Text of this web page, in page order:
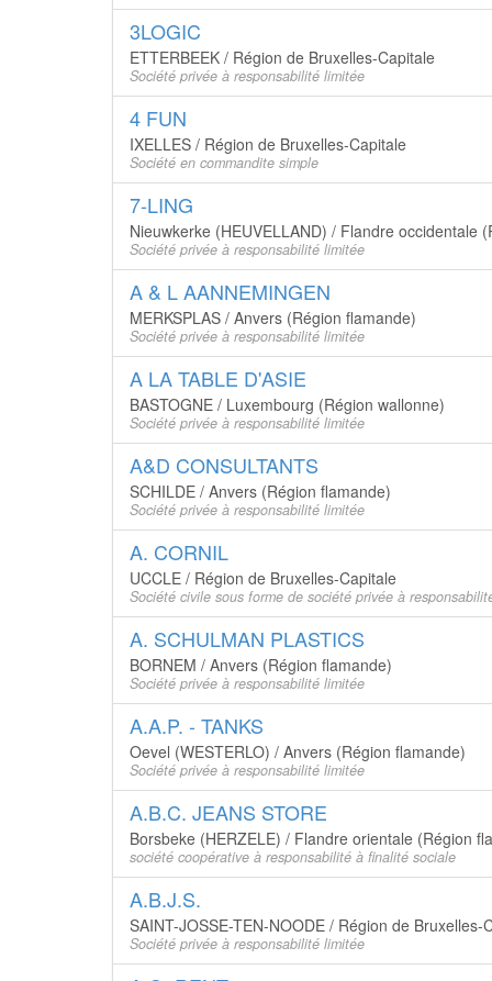
3LOGIC
ETTERBEEK / Région de Bruxelles-Capitale
Société privée à responsabilité limitée
4 FUN
IXELLES / Région de Bruxelles-Capitale
Société en commandite simple
7-LING
Nieuwkerke (HEUVELLAND) / Flandre occidentale
Société privée à responsabilité limitée
A & L AANNEMINGEN
MERKSPLAS / Anvers (Région flamande)
Société privée à responsabilité limitée
A LA TABLE D'ASIE
BASTOGNE / Luxembourg (Région wallonne)
Société privée à responsabilité limitée
A&D CONSULTANTS
SCHILDE / Anvers (Région flamande)
Société privée à responsabilité limitée
A. CORNIL
UCCLE / Région de Bruxelles-Capitale
Société civile sous forme de société privée à
A. SCHULMAN PLASTICS
BORNEM / Anvers (Région flamande)
Société privée à responsabilité limitée
A.A.P. - TANKS
Oevel (WESTERLO) / Anvers (Région flamande)
Société privée à responsabilité limitée
A.B.C. JEANS STORE
Borsbeke (HERZELE) / Flandre orientale (Région
société coopérative à responsabilité à finalité sociale
A.B.J.S.
SAINT-JOSSE-TEN-NOODE / Région de Bruxelles-
Société privée à responsabilité limitée